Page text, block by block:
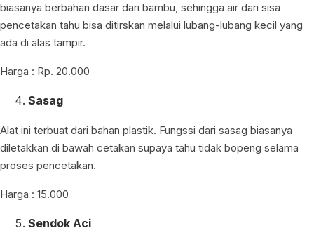
biasanya berbahan dasar dari bambu, sehingga air dari sisa
pencetakan tahu bisa ditirskan melalui lubang-lubang kecil yang
ada di alas tampir.
Harga : Rp. 20.000
Sasag
Alat ini terbuat dari bahan plastik. Fungssi dari sasag biasanya
diletakkan di bawah cetakan supaya tahu tidak bopeng selama
proses pencetakan.
Harga : 15.000
Sendok Aci